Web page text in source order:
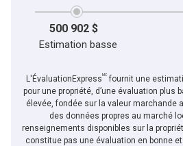
En cliquant sur le bouton « soumettre », vous
vous nous fournissez l'autorisation écrite de
500 902 $
Estimation basse
L'ÉvaluationExpressMCfournit une
pour une propriété, d’une évaluation plus
élevée, fondée sur la valeur marchande
des données propres au marché
renseignements disponibles sur la
constitue pas une évaluation en bonne